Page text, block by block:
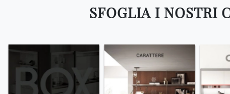
SFOGLIA I NOSTRI